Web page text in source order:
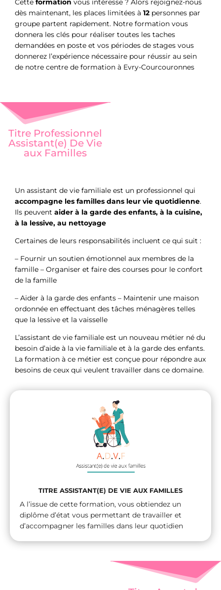
Cette formation vous intéresse ? Alors rejoignez-nous
dès maintenant, les places limitées à 12 personnes par
groupe partent rapidement. Notre formation vous
donnera les clés pour réaliser toutes les taches
demandées en poste et vos périodes de stages vous
donnerez l’expérience nécessaire pour réussir au sein
de notre centre de formation à Evry-Courcouronnes
Titre Professionnel
Assistant(e) De Vie
aux Familles
Un assistant de vie familiale est un professionnel qui
accompagne les familles dans leur vie quotidienne.
Ils peuvent aider à la garde des enfants, à la cuisine,
à la lessive, au nettoyage
Certaines de leurs responsabilités incluent ce qui suit :
– Fournir un soutien émotionnel aux membres de la
famille – Organiser et faire des courses pour le confort
de la famille
– Aider à la garde des enfants – Maintenir une maison
ordonnée en effectuant des tâches ménagères telles
que la lessive et la vaisselle
L’assistant de vie familiale est un nouveau métier né du
besoin d’aide à la vie familiale et à la garde des enfants.
La formation à ce métier est conçue pour répondre aux
besoins de ceux qui veulent travailler dans ce domaine.
TITRE ASSISTANT(E) DE VIE AUX FAMILLES
A l’issue de cette formation, vous obtiendez un
diplôme d’état vous permettant de travailler et
d’accompagner les familles dans leur quotidien